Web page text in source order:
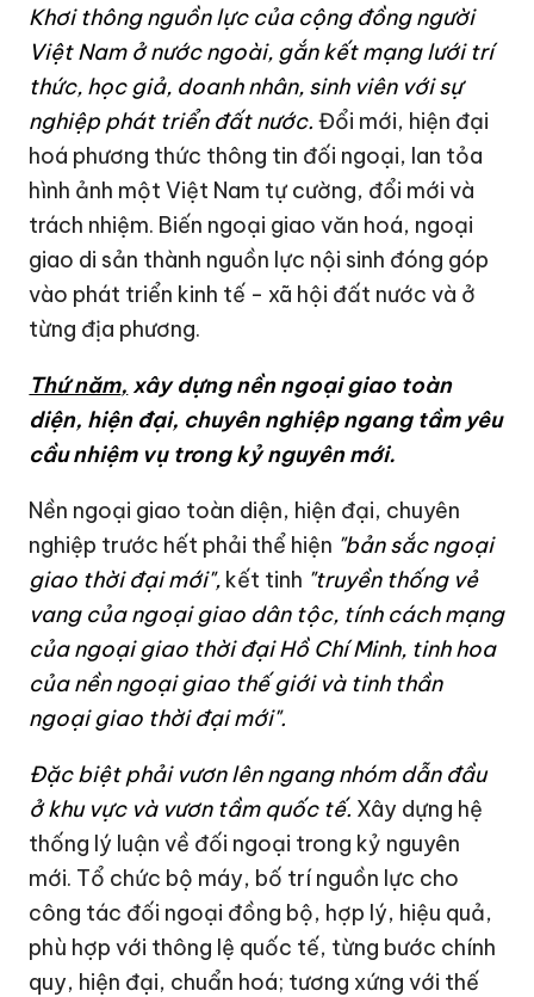
Khơi thông nguồn lựccủa cộng đồng người
Việt Nam ở nước ngoài, gắn kết mạng lướitrí
thức, học giả, doanh nhân, sinh viên với sự
nghiệp phát triển đất nước. Đổi mới, hiện đại
hoá phương thức thông tin đối ngoại, lan tỏa
hình ảnh một Việt Nam tự cường, đổi mới và
trách nhiệm. Biến ngoại giao văn hoá, ngoại
giao di sản thành nguồn lực nội sinh đóng góp
vào phát triển kinh tế - xã hội đất nước và ở
từng địa phương.
Thứ năm, xây dựng nền ngoại giao toàn
diện, hiện đại, chuyên nghiệp ngang tầm yêu
cầu nhiệm vụ trong kỷ nguyên mới.
Nền ngoại giao toàn diện, hiện đại, chuyên
nghiệp trước hết phải thể hiện "bản sắc ngoại
giao thời đại mới", kết tinh "truyền thống vẻ
vang của ngoại giao dân tộc, tính cách mạng
của ngoại giao thời đại Hồ Chí Minh, tinh hoa
của nền ngoại giao thế giới và tinh thần
ngoại giao thời đại mới".
Đặc biệt phải vươn lên ngang nhóm dẫn đầu
ở khu vực và vươn tầm quốc tế. Xây dựng hệ
thống lý luận về đối ngoại trong kỷ nguyên
mới. Tổ chức bộ máy, bố trí nguồn lực cho
công tác đối ngoại đồng bộ, hợp lý, hiệu quả,
phù hợp với thông lệ quốc tế, từng bước chính
quy, hiện đại, chuẩn hoá; tương xứng với thế